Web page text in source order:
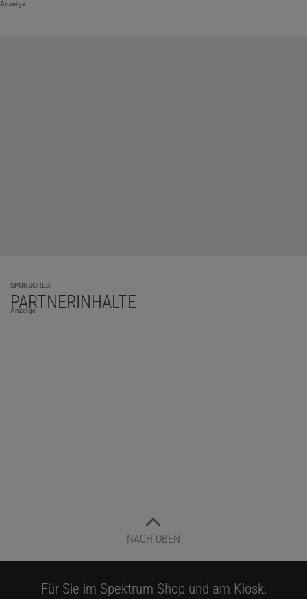
Anzeige
SPONSORED
PARTNERINHALTE
Anzeige
NACH OBEN
Für Sie im Spektrum-Shop und am Kiosk: